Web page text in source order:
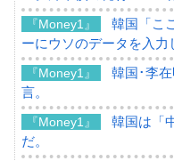
『Money1』
韓国「こ
ーにウソのデータを入力
『Money1』
韓国･李
言。
『Money1』
韓国は「
だ。